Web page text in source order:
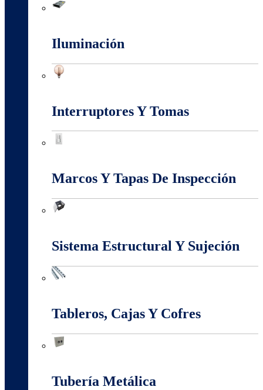
Iluminación
Interruptores Y Tomas
Marcos Y Tapas De Inspección
Sistema Estructural Y Sujeción
Tableros, Cajas Y Cofres
Tubería Metálica